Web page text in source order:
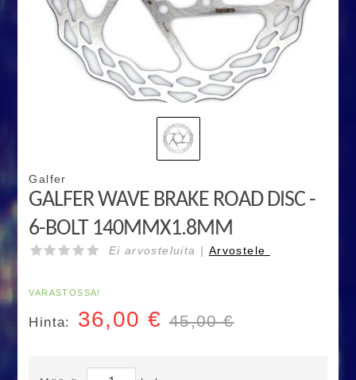
Galfer
GALFER WAVE BRAKE ROAD DISC -
6-BOLT 140MMX1.8MM
Ei arvosteluita | Arvostele
VARASTOSSA!
Hinta: 36,00 € 45,00 €